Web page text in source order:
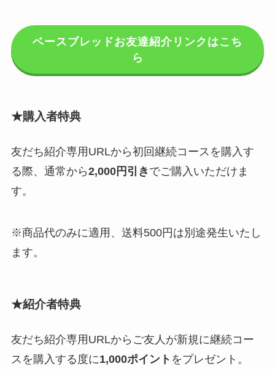
ベースブレッドお友達紹介リンクはこち
ら
★購入者特典
友だち紹介専用URLから初回継続コースを購入す
る際、通常から2,000円引き でご購入いただけま
す。
※商品代のみに適用、送料500円は別途発生いたし
ます。
★紹介者特典
友だち紹介専用URLからご友人が新規に継続コー
スを購入する度に1,000ポイント をプレゼント。